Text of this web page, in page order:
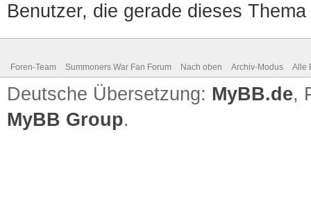
Benutzer, die gerade dieses
Foren-Team Summoners War Fan Forum Nach oben Archiv-Modus Alle
Deutsche Übersetzung: MyBB.de,
MyBB Group.